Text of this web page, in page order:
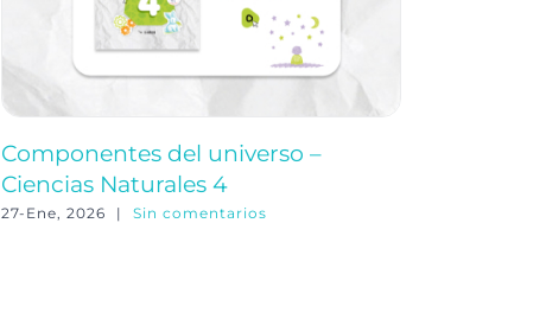
Componentes del universo –
Ciencias Naturales 4
27-Ene, 2026 | Sin comentarios